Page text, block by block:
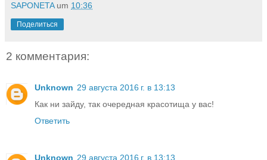
SAPONETA um 10:36
Поделиться
2 комментария:
Unknown 29 августа 2016 г. в 13:13
Как ни зайду, так очередная красотища у вас!
Ответить
Unknown 29 августа 2016 г. в 13:13